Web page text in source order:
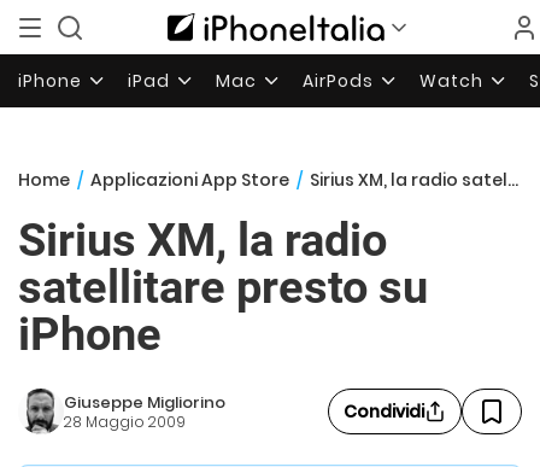
iPhone iPad Mac AirPods Watch
Home / Applicazioni App Store / Sirius XM, la radio satellitare presto su iPhone
Sirius XM, la radio
satellitare presto su
iPhone
Giuseppe Migliorino
28 Maggio 2009 Condividi